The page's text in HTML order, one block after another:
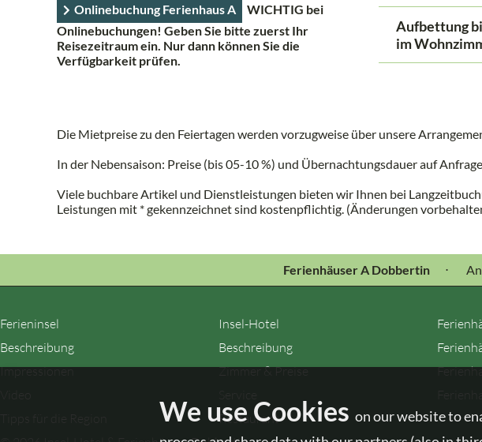
Onlinebuchung Ferienhaus A
WICHTIG bei
Onlinebuchungen! Geben Sie bitte zuerst Ihr
Reisezeitraum ein. Nur dann können Sie die
Verfügbarkeit prüfen.
Aufbettung
im
Die Mietpreise zu den Feiertagen werden vorzugweise über unsere
In der Nebensaison: Preise (bis 05-10 %) und Übernachtungsdauer auf Anfrage.
Viele buchbare Artikel und Dienstleistungen bieten wir Ihnen bei
Leistungen mit * gekennzeichnet sind kostenpflichtig. (Änderungen
Ferienhäuser A Dobbertin ⋅
Ferieninsel
Beschreibung
Impressionen
Insel-Hotel
Beschreibung
Zimmer & Preise
Restaurant
on our website to